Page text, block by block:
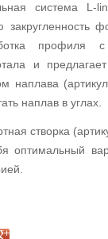
система L-
закругленность
профиля
и
наплава
наплав в углах.
створка
оптимальный